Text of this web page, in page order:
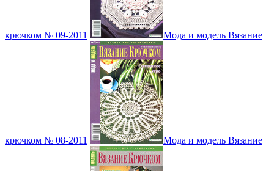
крючком № 09-2011 Мода и модель Вязание
крючком № 08-2011 Мода и модель Вязание